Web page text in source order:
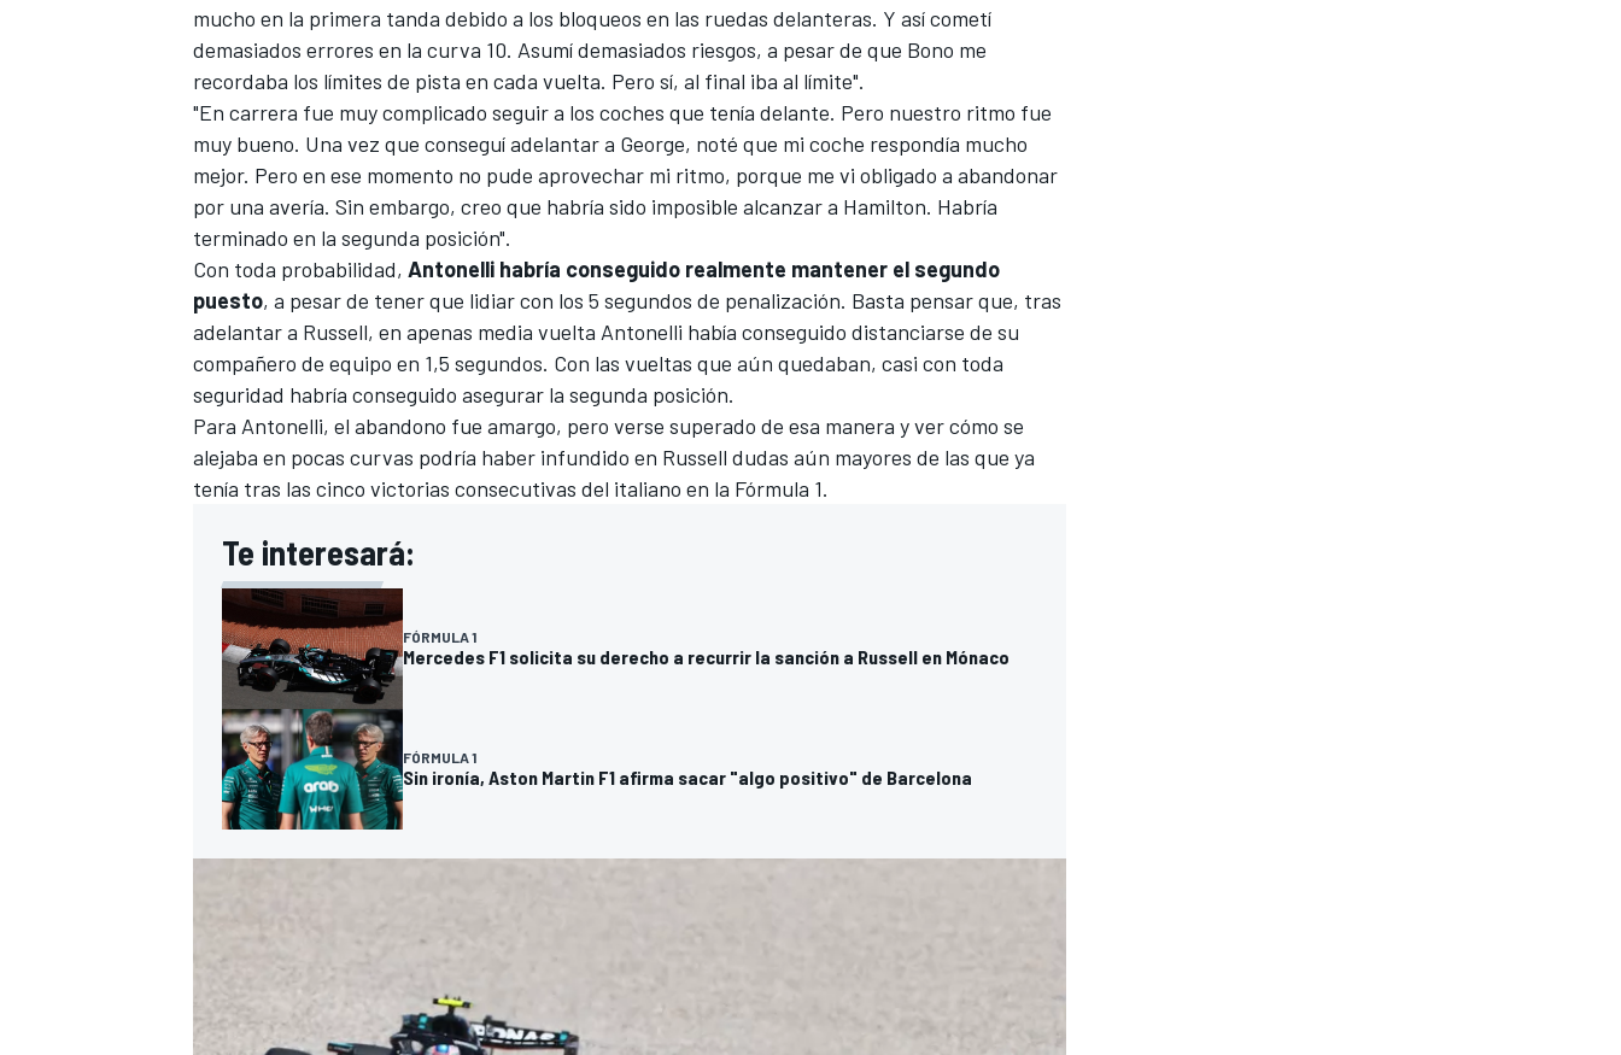
mucho en la primera tanda debido a los bloqueos en las ruedas delanteras. Y así cometí
demasiados errores en la curva 10. Asumí demasiados riesgos, a pesar de que Bono me
recordaba los límites de pista en cada vuelta. Pero sí, al final iba al límite".
"En carrera fue muy complicado seguir a los coches que tenía delante. Pero nuestro ritmo fue
muy bueno. Una vez que conseguí adelantar a George, noté que mi coche respondía mucho
mejor. Pero en ese momento no pude aprovechar mi ritmo, porque me vi obligado a abandonar
por una avería. Sin embargo, creo que habría sido imposible alcanzar a Hamilton. Habría
terminado en la segunda posición".
Con toda probabilidad, Antonelli habría conseguido realmente mantener el segundo
puesto, a pesar de tener que lidiar con los 5 segundos de penalización. Basta pensar que, tras
adelantar a Russell, en apenas media vuelta Antonelli había conseguido distanciarse de su
compañero de equipo en 1,5 segundos. Con las vueltas que aún quedaban, casi con toda
seguridad habría conseguido asegurar la segunda posición.
Para Antonelli, el abandono fue amargo, pero verse superado de esa manera y ver cómo se
alejaba en pocas curvas podría haber infundido en Russell dudas aún mayores de las que ya
tenía tras las cinco victorias consecutivas del italiano en la Fórmula 1.
Te interesará:
FÓRMULA 1
Mercedes F1 solicita su derecho a recurrir la sanción a Russell en Mónaco
FÓRMULA 1
Sin ironía, Aston Martin F1 afirma sacar "algo positivo" de Barcelona